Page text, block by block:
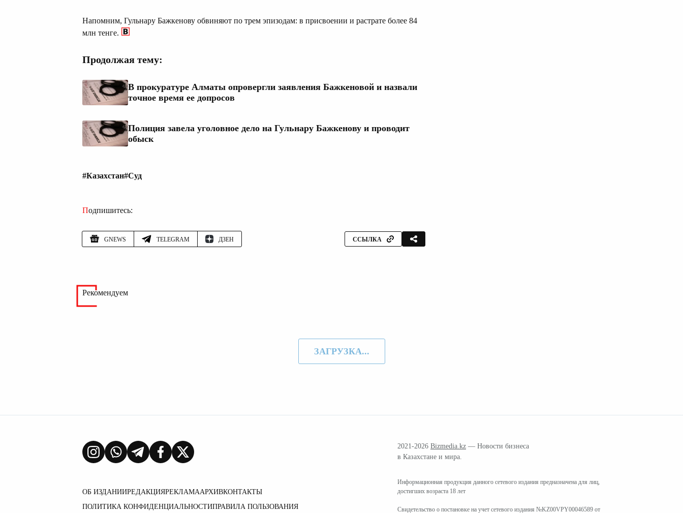
Напомним, Гульнару Бажкенову обвиняют по трем эпизодам: в присвоении и растрате более 84
млн тенге.
Продолжая тему:
В прокуратуре Алматы опровергли заявления Бажкеновой и назвали
точное время ее допросов
Полиция завела уголовное дело на Гульнару Бажкенову и проводит
обыск
#Казахстан#Суд
Подпишитесь:
GNEWS TELEGRAM ДЗЕН ССЫЛКА
Рекомендуем
ЗАГРУЗКА...
ОБ ИЗДАНИИРЕДАКЦИЯРЕКЛАМААРХИВКОНТАКТЫ
ПОЛИТИКА КОНФИДЕНЦИАЛЬНОСТИПРАВИЛА ПОЛЬЗОВАНИЯ
2021-2026 Bizmedia.kz — Новости бизнеса
в Казахстане и мира.
Информационная продукция данного сетевого издания предназначена для лиц,
достигших возраста 18 лет
Свидетельство о постановке на учет сетевого издания №KZ00VPY00046589 от